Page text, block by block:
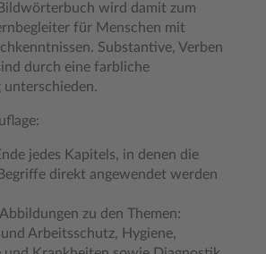
wird damit zum
für Menschen mit
Substantive, Verben
durch eine farbliche
unterschieden.
jedes Kapitels, in denen die
direkt angewendet werden
zu den Themen:
Arbeitsschutz, Hygiene,